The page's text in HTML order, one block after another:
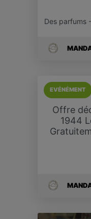
Des parfums
EVÉNÉMENT
Offre
1944